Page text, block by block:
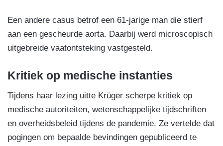
Een andere casus betrof een 61-jarige man die stierf
aan een gescheurde aorta. Daarbij werd microscopisch
uitgebreide vaatontsteking vastgesteld.
Kritiek op medische instanties
Tijdens haar lezing uitte Krüger scherpe kritiek op
medische autoriteiten, wetenschappelijke tijdschriften
en overheidsbeleid tijdens de pandemie. Ze vertelde dat
pogingen om bepaalde bevindingen gepubliceerd te